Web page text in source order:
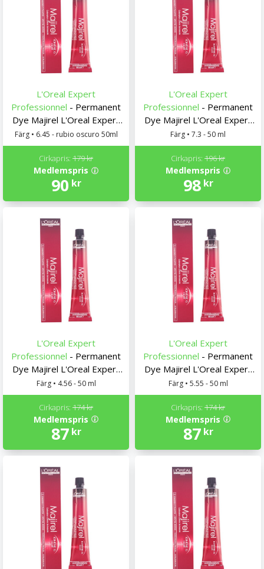
L'Oreal Expert
Professionnel - Permanent
Dye Majirel L'Oreal Expert
Professionnel
Färg • 6.45 - rubio oscuro 50ml
Medlemspris
90 kr
Cirkapris: 179 kr
L'Oreal Expert
Professionnel - Permanent
Dye Majirel L'Oreal Expert
Professionnel
Färg • 7.3 - 50 ml
Medlemspris
98 kr
Cirkapris: 196 kr
L'Oreal Expert
Professionnel - Permanent
Dye Majirel L'Oreal Expert
Professionnel
Färg • 4.56 - 50 ml
Medlemspris
87 kr
Cirkapris: 174 kr
L'Oreal Expert
Professionnel - Permanent
Dye Majirel L'Oreal Expert
Professionnel
Färg • 5.55 - 50 ml
Medlemspris
87 kr
Cirkapris: 174 kr